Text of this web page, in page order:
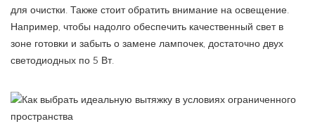
для очистки. Также стоит обратить внимание на освещение.
Например, чтобы надолго обеспечить качественный свет в
зоне готовки и забыть о замене лампочек, достаточно двух
светодиодных по 5 Вт.